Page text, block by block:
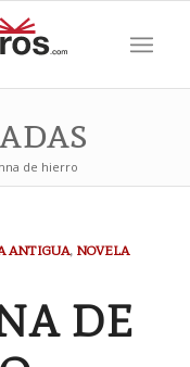
de hierro
ANTIGUA, NOVELA
DE